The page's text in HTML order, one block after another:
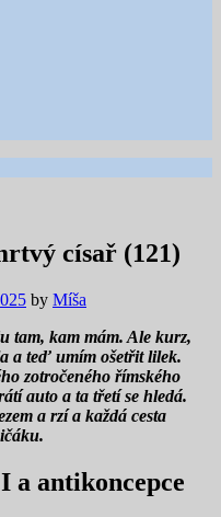
císař (121)
by Míša
tam, kam mám. Ale kurz,
a teď umím ošetřit lilek.
zotročeného římského
auto a ta třetí se hledá.
a rzí a každá cesta
.
a antikoncepce